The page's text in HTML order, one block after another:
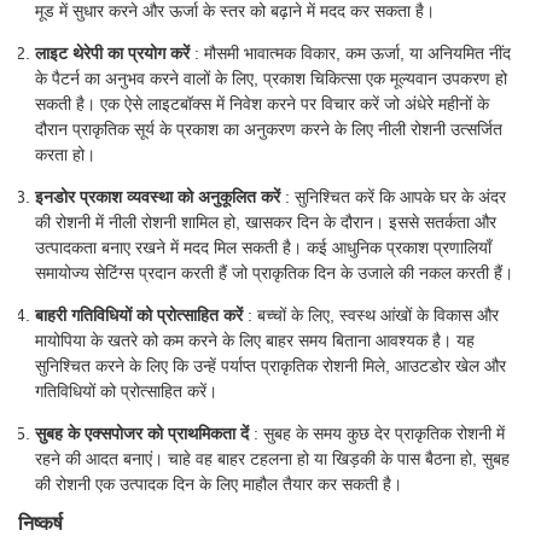
मूड में सुधार करने और ऊर्जा के स्तर को बढ़ाने में मदद कर सकता है।
लाइट थेरेपी का प्रयोग करें : मौसमी भावात्मक विकार, कम ऊर्जा, या अनियमित नींद
के पैटर्न का अनुभव करने वालों के लिए, प्रकाश चिकित्सा एक मूल्यवान उपकरण हो
सकती है। एक ऐसे लाइटबॉक्स में निवेश करने पर विचार करें जो अंधेरे महीनों के
दौरान प्राकृतिक सूर्य के प्रकाश का अनुकरण करने के लिए नीली रोशनी उत्सर्जित
करता हो।
इनडोर प्रकाश व्यवस्था को अनुकूलित करें : सुनिश्चित करें कि आपके घर के अंदर
की रोशनी में नीली रोशनी शामिल हो, खासकर दिन के दौरान। इससे सतर्कता और
उत्पादकता बनाए रखने में मदद मिल सकती है। कई आधुनिक प्रकाश प्रणालियाँ
समायोज्य सेटिंग्स प्रदान करती हैं जो प्राकृतिक दिन के उजाले की नकल करती हैं।
बाहरी गतिविधियों को प्रोत्साहित करें : बच्चों के लिए, स्वस्थ आंखों के विकास और
मायोपिया के खतरे को कम करने के लिए बाहर समय बिताना आवश्यक है। यह
सुनिश्चित करने के लिए कि उन्हें पर्याप्त प्राकृतिक रोशनी मिले, आउटडोर खेल और
गतिविधियों को प्रोत्साहित करें।
सुबह के एक्सपोजर को प्राथमिकता दें : सुबह के समय कुछ देर प्राकृतिक रोशनी में
रहने की आदत बनाएं। चाहे वह बाहर टहलना हो या खिड़की के पास बैठना हो, सुबह
की रोशनी एक उत्पादक दिन के लिए माहौल तैयार कर सकती है।
निष्कर्ष